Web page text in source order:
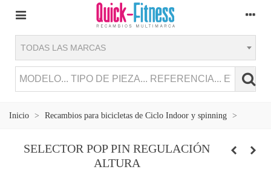
TODAS LAS MARCAS
Inicio > Recambios para bicicletas de Ciclo Indoor y spinning >
SELECTOR POP PIN REGULACIÓN
ALTURA